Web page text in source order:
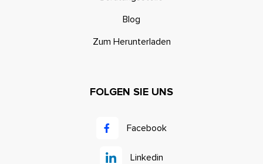
Blog
Zum Herunterladen
FOLGEN SIE UNS
Facebook
Linkedin